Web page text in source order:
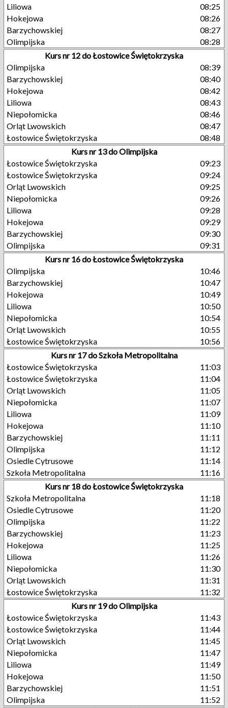
Liliowa
08:25
Hokejowa
08:26
Barzychowskiej
08:27
Olimpijska
08:28
Kurs nr 12 do Łostowice Świętokrzyska
Olimpijska
08:39
Barzychowskiej
08:40
Hokejowa
08:42
Liliowa
08:43
Niepołomicka
08:46
Orląt Lwowskich
08:47
Łostowice Świętokrzyska
08:48
Kurs nr 13 do Olimpijska
Łostowice Świętokrzyska
09:23
Łostowice Świętokrzyska
09:24
Orląt Lwowskich
09:25
Niepołomicka
09:26
Liliowa
09:28
Hokejowa
09:29
Barzychowskiej
09:30
Olimpijska
09:31
Kurs nr 16 do Łostowice Świętokrzyska
Olimpijska
10:46
Barzychowskiej
10:47
Hokejowa
10:49
Liliowa
10:50
Niepołomicka
10:54
Orląt Lwowskich
10:55
Łostowice Świętokrzyska
10:56
Kurs nr 17 do Szkoła Metropolitalna
Łostowice Świętokrzyska
11:03
Łostowice Świętokrzyska
11:04
Orląt Lwowskich
11:05
Niepołomicka
11:07
Liliowa
11:09
Hokejowa
11:10
Barzychowskiej
11:11
Olimpijska
11:12
Osiedle Cytrusowe
11:14
Szkoła Metropolitalna
11:16
Kurs nr 18 do Łostowice Świętokrzyska
Szkoła Metropolitalna
11:18
Osiedle Cytrusowe
11:20
Olimpijska
11:22
Barzychowskiej
11:23
Hokejowa
11:25
Liliowa
11:26
Niepołomicka
11:30
Orląt Lwowskich
11:31
Łostowice Świętokrzyska
11:32
Kurs nr 19 do Olimpijska
Łostowice Świętokrzyska
11:43
Łostowice Świętokrzyska
11:44
Orląt Lwowskich
11:45
Niepołomicka
11:47
Liliowa
11:49
Hokejowa
11:50
Barzychowskiej
11:51
Olimpijska
11:52